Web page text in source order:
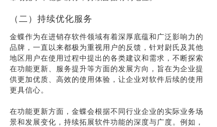
（二）持续优化服务
金蝶作为在进销存软件领域有着深厚底蕴和广泛影响力的
品牌，一直以来都极为重视用户的反馈，针对尉氏及其他
地区用户在使用过程中提出的各类建议和需求，不断探索
在功能更新、服务提升等方面的发展方向，旨在为企业提
供更加优质、高效的使用体验，让企业对软件后续的使用
更具信心。
在功能更新方面，金蝶会根据不同行业企业的实际业务场
景和发展变化，持续拓展软件功能的深度与广度。例如，